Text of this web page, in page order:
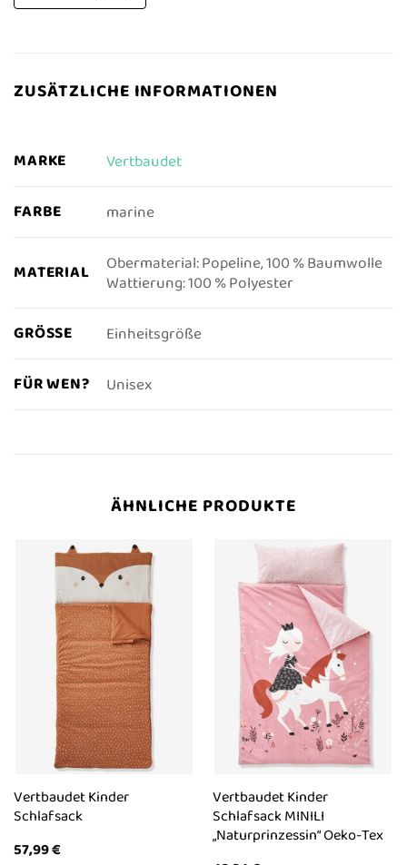
ZUSÄTZLICHE INFORMATIONEN
MARKE Vertbaudet
FARBE marine
MATERIAL
Obermaterial: Popeline, 100 % Baumwolle
Wattierung: 100 % Polyester
GRÖSSE Einheitsgröße
FÜR WEN? Unisex
ÄHNLICHE PRODUKTE
Vertbaudet Kinder
Schlafsack
57,99€
Vertbaudet Kinder
Schlafsack MINILI
„Naturprinzessin“ Oeko-Tex